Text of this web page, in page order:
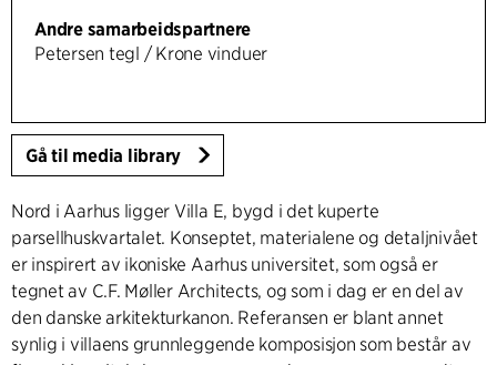
Andre samarbeidspartnere
Petersen tegl / Krone vinduer
Gå til media library
Nord i Aarhus ligger Villa E, bygd i det kuperte
parsellhuskvartalet. Konseptet, materialene og detaljnivået
er inspirert av ikoniske Aarhus universitet, som også er
tegnet av C.F. Møller Architects, og som i dag er en del av
den danske arkitekturkanon. Referansen er blant annet
synlig i villaens grunnleggende komposisjon som består av